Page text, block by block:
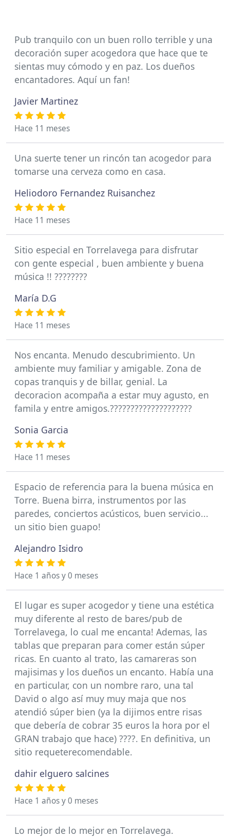
Pub tranquilo con un buen rollo terrible y una
decoración super acogedora que hace que te
sientas muy cómodo y en paz. Los dueños
encantadores. Aquí un fan!
Javier Martinez
Hace 11 meses
Una suerte tener un rincón tan acogedor para
tomarse una cerveza como en casa.
Heliodoro Fernandez Ruisanchez
Hace 11 meses
Sitio especial en Torrelavega para disfrutar
con gente especial , buen ambiente y buena
música !! ????????
María D.G
Hace 11 meses
Nos encanta. Menudo descubrimiento. Un
ambiente muy familiar y amigable. Zona de
copas tranquis y de billar, genial. La
decoracion acompaña a estar muy agusto, en
famila y entre amigos.????????????????????
Sonia Garcia
Hace 11 meses
Espacio de referencia para la buena música en
Torre. Buena birra, instrumentos por las
paredes, conciertos acústicos, buen servicio...
un sitio bien guapo!
Alejandro Isidro
Hace 1 años y 0 meses
El lugar es super acogedor y tiene una estética
muy diferente al resto de bares/pub de
Torrelavega, lo cual me encanta! Ademas, las
tablas que preparan para comer están súper
ricas. En cuanto al trato, las camareras son
majisimas y los dueños un encanto. Había una
en particular, con un nombre raro, una tal
David o algo así muy muy maja que nos
atendió súper bien (ya la dijimos entre risas
que debería de cobrar 35 euros la hora por el
GRAN trabajo que hace) ????. En definitiva, un
sitio requeterecomendable.
dahir elguero salcines
Hace 1 años y 0 meses
Lo mejor de lo mejor en Torrelavega.